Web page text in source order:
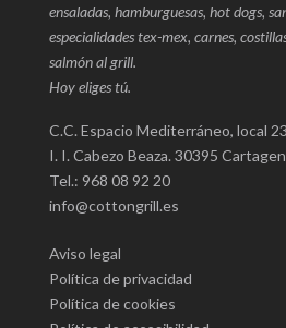
ensaladas, hamburguesas, hot dogs,
especialidades tex-mex, carnes,
salmón al grill.
Hoy eliges tú.
C.C. Espacio Mediterráneo, local
I. I. Cabezo Beaza. 30395
Tel.: 968 08 92 20
info@cottongrill.es
Aviso legal
Política de privacidad
Política de cookies